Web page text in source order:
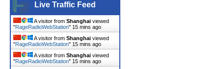
Live Traffic Feed
A visitor from Shanghai viewed
"RageRadioWebStation" 15 mins ago
A visitor from Shanghai viewed
"RageRadioWebStation" 15 mins ago
A visitor from Shanghai viewed
"RageRadioWebStation" 15 mins ago